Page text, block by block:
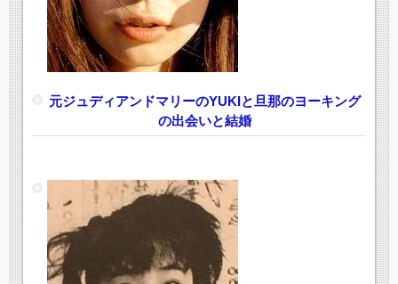
元ジュディアンドマリーのYUKIと旦那のヨーキング
の出会いと結婚